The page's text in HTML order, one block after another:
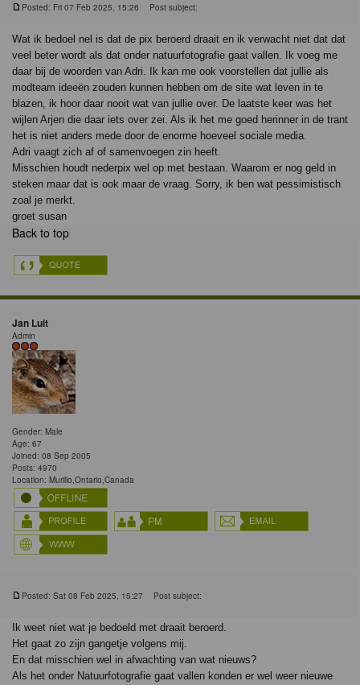
Posted: Fri 07 Feb 2025, 15:26 Post subject:
Wat ik bedoel nel is dat de pix beroerd draait en ik verwacht niet dat dat
veel beter wordt als dat onder natuurfotografie gaat vallen. Ik voeg me
daar bij de woorden van Adri. Ik kan me ook voorstellen dat jullie als
modteam ideeën zouden kunnen hebben om de site wat leven in te
blazen, ik hoor daar nooit wat van jullie over. De laatste keer was het
wijlen Arjen die daar iets over zei. Als ik het me goed herinner in de trant
het is niet anders mede door de enorme hoeveel sociale media.
Adri vaagt zich af of samenvoegen zin heeft.
Misschien houdt nederpix wel op met bestaan. Waarom er nog geld in
steken maar dat is ook maar de vraag. Sorry, ik ben wat pessimistisch
zoal je merkt.
groet susan
Back to top
Jan Luit
Admin
Gender: Male
Age: 67
Joined: 08 Sep 2005
Posts: 4970
Location: Murillo,Ontario,Canada
Posted: Sat 08 Feb 2025, 15:27 Post subject:
Ik weet niet wat je bedoeld met draait beroerd.
Het gaat zo zijn gangetje volgens mij.
En dat misschien wel in afwachting van wat nieuws?
Als het onder Natuurfotografie gaat vallen konden er wel weer nieuwe